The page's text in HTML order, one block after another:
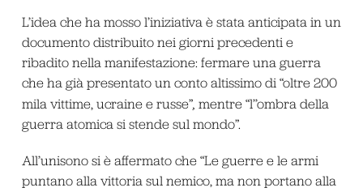
L’idea che ha mosso l’iniziativa è stata anticipata in un
documento distribuito nei giorni precedenti e
ribadito nella manifestazione: fermare una guerra
che ha già presentato un conto altissimo di “oltre 200
mila vittime, ucraine e russe”, mentre “l’’ombra della
guerra atomica si stende sul mondo”.
All’unisono si è affermato che “Le guerre e le armi
puntano alla vittoria sul nemico, ma non portano alla